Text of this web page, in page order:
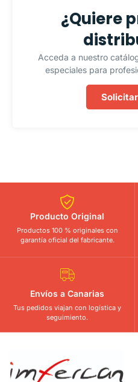
¿Quiere
Acceda a nuestro
especiales para
Producto Original
Productos 100 % originales con
garantía oficial del fabricante.
Envíos a Canarias
Tus pedidos viajan con logística y
seguimiento.